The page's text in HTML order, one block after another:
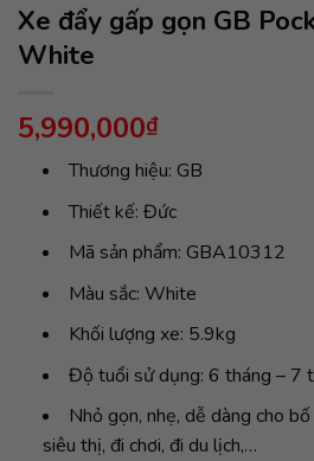
Xe đẩy gấp gọn GB
White
5,990,000₫
Thương hiệu: GB
Thiết kế: Đức
Mã sản phẩm: GBA10312
Màu sắc: White
Khối lượng xe: 5.9kg
Độ tuổi sử dụng: 6 tháng – 7
Nhỏ gọn, nhẹ, dễ dàng cho
siêu thị, đi chơi, đi du lịch,…